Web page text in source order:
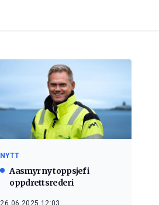
NYTT
Aasmyr ny toppsjef i
oppdrettsrederi
26.06.2025 12:03